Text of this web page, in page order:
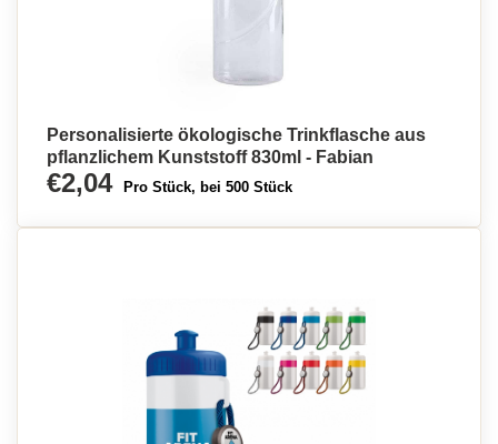
Personalisierte ökologische Trinkflasche aus
pflanzlichem Kunststoff 830ml - Fabian
€2,04 Pro Stück, bei 500 Stück